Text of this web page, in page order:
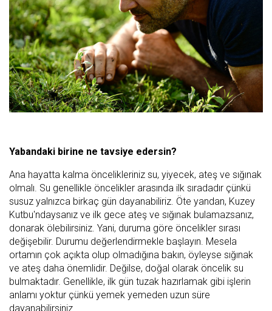
Yabandaki birine ne tavsiye edersin?
Ana hayatta kalma öncelikleriniz su, yiyecek, ateş ve sığınak
olmalı. Su genellikle öncelikler arasında ilk sıradadır çünkü
susuz yalnızca birkaç gün dayanabiliriz. Öte yandan, Kuzey
Kutbu'ndaysanız ve ilk gece ateş ve sığınak bulamazsanız,
donarak ölebilirsiniz. Yani, duruma göre öncelikler sırası
değişebilir. Durumu değerlendirmekle başlayın. Mesela
ortamın çok açıkta olup olmadığına bakın, öyleyse sığınak
ve ateş daha önemlidir. Değilse, doğal olarak öncelik su
bulmaktadır. Genellikle, ilk gün tuzak hazırlamak gibi işlerin
anlamı yoktur çünkü yemek yemeden uzun süre
dayanabilirsiniz.